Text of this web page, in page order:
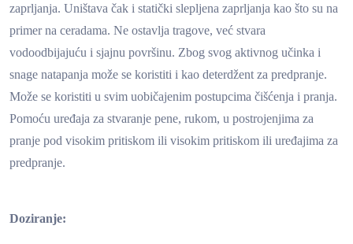
zaprljanja. Uništava čak i statički slepljena zaprljanja kao što su na
primer na ceradama. Ne ostavlja tragove, već stvara
vodoodbijajuću i sjajnu površinu. Zbog svog aktivnog učinka i
snage natapanja može se koristiti i kao deterdžent za predpranje.
Može se koristiti u svim uobičajenim postupcima čišćenja i pranja.
Pomoću uređaja za stvaranje pene, rukom, u postrojenjima za
pranje pod visokim pritiskom ili visokim pritiskom ili uređajima za
predpranje.
Doziranje: